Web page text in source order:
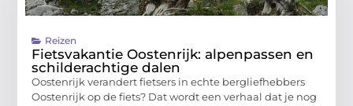
Reizen
Fietsvakantie Oostenrijk: alpenpassen en
schilderachtige dalen
Oostenrijk verandert fietsers in echte bergliefhebbers
Oostenrijk op de fiets? Dat wordt een verhaal dat je nog